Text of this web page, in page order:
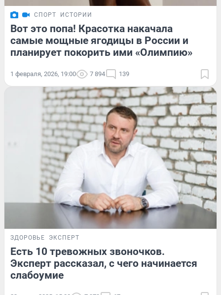
СПОРТ ИСТОРИИ
Вот это попа! Красотка накачала
самые мощные ягодицы в России и
планирует покорить ими «Олимпию»
1 февраля, 2026, 19:00 7 894 139
ЗДОРОВЬЕ ЭКСПЕРТ
Есть 10 тревожных звоночков.
Эксперт рассказал, с чего начинается
слабоумие